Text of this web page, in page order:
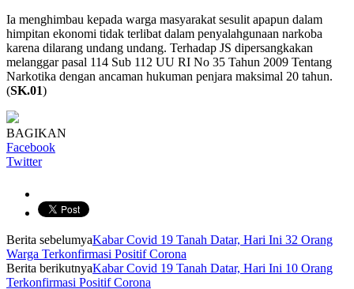
Ia menghimbau kepada warga masyarakat sesulit apapun dalam
himpitan ekonomi tidak terlibat dalam penyalahgunaan narkoba
karena dilarang undang undang. Terhadap JS dipersangkakan
melanggar pasal 114 Sub 112 UU RI No 35 Tahun 2009 Tentang
Narkotika dengan ancaman hukuman penjara maksimal 20 tahun.
(SK.01)
BAGIKAN
Facebook
Twitter
Berita sebelumyaKabar Covid 19 Tanah Datar, Hari Ini 32 Orang
Warga Terkonfirmasi Positif Corona
Berita berikutnyaKabar Covid 19 Tanah Datar, Hari Ini 10 Orang
Terkonfirmasi Positif Corona